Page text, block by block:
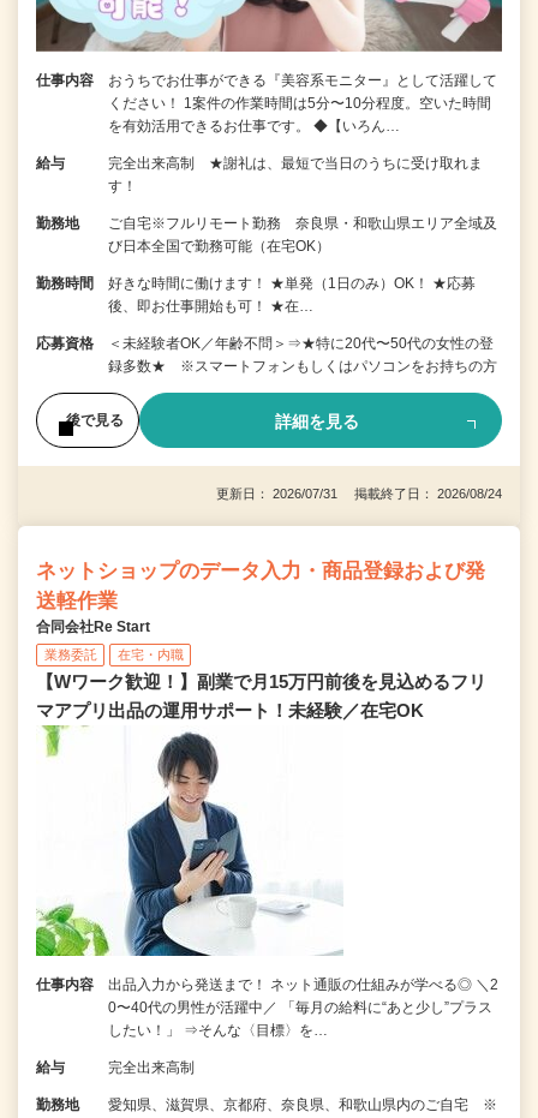
仕事内容
おうちでお仕事ができる『美容系モニター』として活躍して
ください！ 1案件の作業時間は5分〜10分程度。空いた時間
を有効活用できるお仕事です。 ◆【いろん…
給与
完全出来高制 ★謝礼は、最短で当日のうちに受け取れま
す！
勤務地
ご自宅※フルリモート勤務 奈良県・和歌山県エリア全域及
び日本全国で勤務可能（在宅OK）
勤務時間
好きな時間に働けます！ ★単発（1日のみ）OK！ ★応募
後、即お仕事開始も可！ ★在…
応募資格
＜未経験者OK／年齢不問＞⇒★特に20代〜50代の女性の登
録多数★ ※スマートフォンもしくはパソコンをお持ちの方
後で見る 詳細を見る
更新日： 2026/07/31 掲載終了日： 2026/08/24
ネットショップのデータ入力・商品登録および発
送軽作業
合同会社Re Start
業務委託 在宅・内職
【Wワーク歓迎！】副業で月15万円前後を見込めるフリ
マアプリ出品の運用サポート！未経験／在宅OK
仕事内容
出品入力から発送まで！ ネット通販の仕組みが学べる◎ ＼2
0〜40代の男性が活躍中／ 「毎月の給料に“あと少し”プラス
したい！」 ⇒そんな〈目標〉を…
給与 完全出来高制
勤務地
愛知県、滋賀県、京都府、奈良県、和歌山県内のご自宅 ※